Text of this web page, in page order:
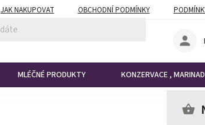
JAK NAKUPOVAT OBCHODNÍ PODMÍNKY
MLÉČNÉ PRODUKTY KONZERVACE ,